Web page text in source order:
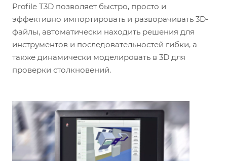
Profile T3D позволяет быстро, просто и
эффективно импортировать и разворачивать 3D-
файлы, автоматически находить решения для
инструментов и последовательностей гибки, а
также динамически моделировать в 3D для
проверки столкновений.